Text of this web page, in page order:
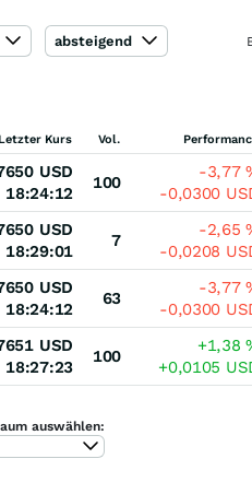
absteigend
Letzter Kurs Vol.
USD
18:24:12
100
-3,77
-0,0300
USD
18:29:01
7
-2,65
-0,0208
USD
18:24:12
63
-3,77
-0,0300
USD
18:27:23
100
+1,38
+0,0105
auswählen: